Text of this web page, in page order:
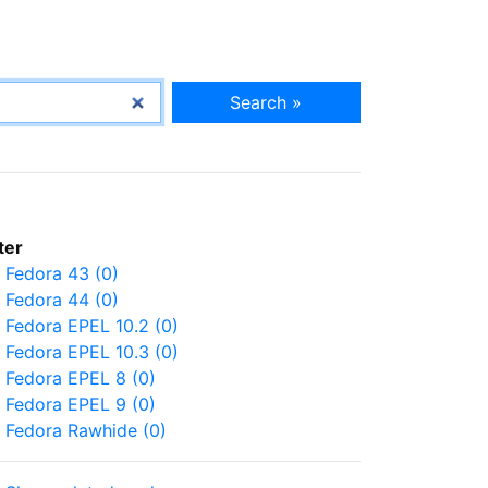
Search »
Fedora 43 (0)
Fedora 44 (0)
Fedora EPEL 10.2 (0)
Fedora EPEL 10.3 (0)
Fedora EPEL 8 (0)
Fedora EPEL 9 (0)
Fedora Rawhide (0)